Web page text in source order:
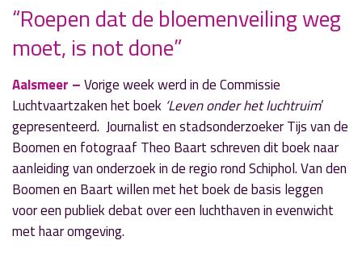
« Vorig nieuwsbericht
Drie scenario’s voor nieuwbouw zwembad
19 juni 2024
» Volgend nieuwsbericht
Midzomernachtzwemmen in het Oosterbad
19 juni 2024
“Roepen dat de bloemenveiling weg
moet, is not done”
Aalsmeer –Vorige week werd in de Commissie
Luchtvaartzaken het boek ‘Leven onder het luchtruim’
gepresenteerd. Journalist en stadsonderzoeker Tijs van de
Boomen en fotograaf Theo Baart schreven dit boek naar
aanleiding van onderzoek in de regio rond Schiphol. Van den
Boomen en Baart willen met het boek de basis leggen
voor een publiek debat over een luchthaven in evenwicht
met haar omgeving.